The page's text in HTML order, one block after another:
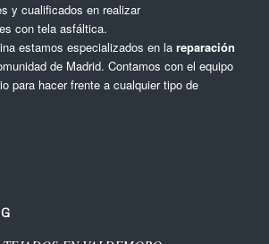
y cualificados en realizar
con tela asfáltica.
estamos especializados en la reparación
de Madrid. Contamos con el equipo
para hacer frente a cualquier tipo de